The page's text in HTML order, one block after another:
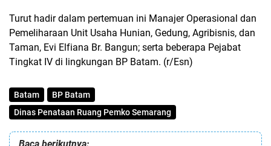
Turut hadir dalam pertemuan ini Manajer Operasional dan
Pemeliharaan Unit Usaha Hunian, Gedung, Agribisnis, dan
Taman, Evi Elfiana Br. Bangun; serta beberapa Pejabat
Tingkat IV di lingkungan BP Batam. (r/Esn)
Batam
BP Batam
Dinas Penataan Ruang Pemko Semarang